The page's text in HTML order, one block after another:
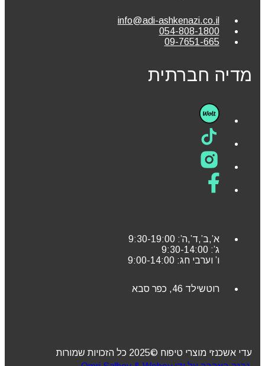
info@adi-ashkenazi.co.il
054-808-1800
09-7651-665
מדיה חברתית
א’,ב’,ד’,ה’: 9:30-19:00
ג’: 9:30-14:00
ו’ וערבי חג: 9:00-14:00
רוטשילד 46, כפר סבא
עדי אשכנזי מוצרי טיפוח ©2025 כל הזכויות שמורות